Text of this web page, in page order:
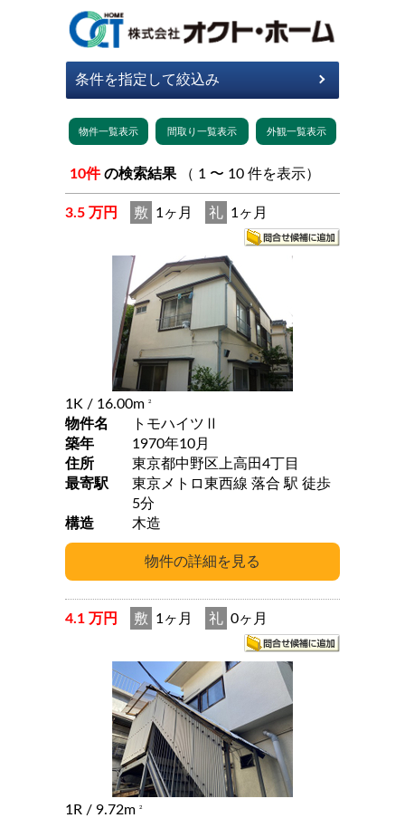
10件 の検索結果 （ 1 〜 10 件を表示）
3.5 万円 敷 1ヶ月 礼 1ヶ月
1K / 16.00m 2
物件名
トモハイツⅡ
築年
1970年10月
住所
東京都中野区上高田4丁目
最寄駅
東京メトロ東西線 落合 駅 徒歩
5分
構造
木造
4.1 万円 敷 1ヶ月 礼 0ヶ月
1R / 9.72m 2